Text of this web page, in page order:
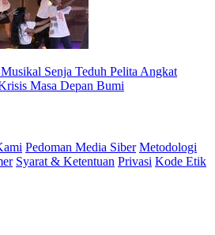
Senja Teduh Pelita Angkat
Masa Depan Bumi
Pedoman Media Siber Metodologi
Syarat & Ketentuan Privasi Kode Etik